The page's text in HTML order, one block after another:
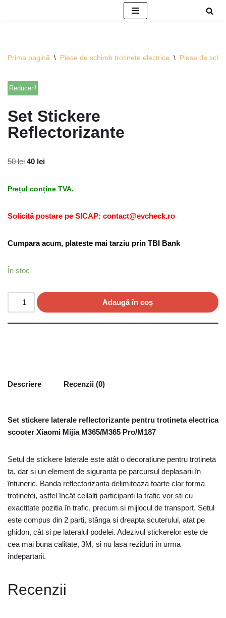
Prima pagină \ Piese de schimb trotinete electrice \ Piese de
Reduceri!
Set Stickere
Reflectorizante
50lei 40 lei
Prețul conține TVA.
Solicită postare pe SICAP: contact@evcheck.ro
Cumpara acum, plateste mai tarziu prin TBI Bank
În stoc
Adaugă în coș
Descriere Recenzii (0)
Set stickere laterale reflectorizante pentru trotineta electrica
scooter Xiaomi Mijia M365/M365 Pro/M187
Setul de stickere laterale este atât o decoratiune pentru trotineta
ta, dar si un element de siguranta pe parcursul deplasarii în
întuneric. Banda reflectorizanta delimiteaza foarte clar forma
trotinetei, astfel încât ceilalti participanti la trafic vor sti cu
exactitate pozitia în trafic, precum si mijlocul de transport. Setul
este compus din 2 parti, stânga si dreapta scuterului, atat pe
ghidon, cât si pe lateralul podelei. Adezivul stickerelor este de
cea mai buna calitate, 3M, si nu lasa reziduri în urma
îndepartarii.
Recenzii